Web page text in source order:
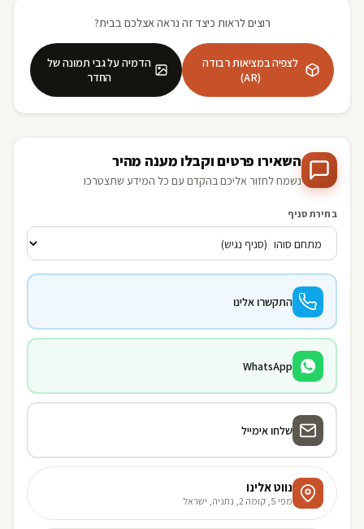
רוצים לראות כיצד זה נראה אצלכם בבית?
לצפיה במציאות רבודה
(AR)
הדמיה על גבי תמונה של
החדר
השאירו פרטים וקבלו מענה מהיר
נשמח לחזור אליכם בהקדם עם כל המידע שתצטרכו
בחירת סניף
התקשרו אלינו
WhatsApp
שלחו אימייל
נווט אלינו
מפי 5, קומה 2, נתניה, ישראל